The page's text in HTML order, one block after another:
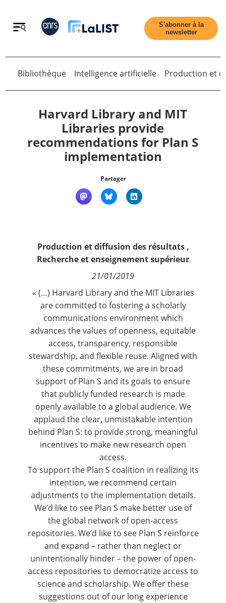
Retour
Accueil
Qui sommes nous ?
Nous suivre
S'abonner à la
newsletter
Bibliothèque Intelligence artificielle Production et
Harvard Library and MIT
Libraries provide
recommendations for Plan S
implementation
Partager
Production et diffusion des résultats,
Recherche et enseignement supérieur
21/01/2019
« (…) Harvard Library and the MIT Libraries
are committed to fostering a scholarly
communications environment which
advances the values of openness, equitable
access, transparency, responsible
stewardship, and flexible reuse. Aligned with
these commitments, we are in broad
support of Plan S and its goals to ensure
that publicly funded research is made
openly available to a global audience. We
applaud the clear, unmistakable intention
behind Plan S: to provide strong, meaningful
incentives to make new research open
access.
To support the Plan S coalition in realizing its
intention, we recommend certain
adjustments to the implementation details.
We’d like to see Plan S make better use of
the global network of open-access
repositories. We’d like to see Plan S reinforce
and expand – rather than neglect or
unintentionally hinder – the power of open-
access repositories to democratize access to
science and scholarship. We offer these
suggestions out of our long experience